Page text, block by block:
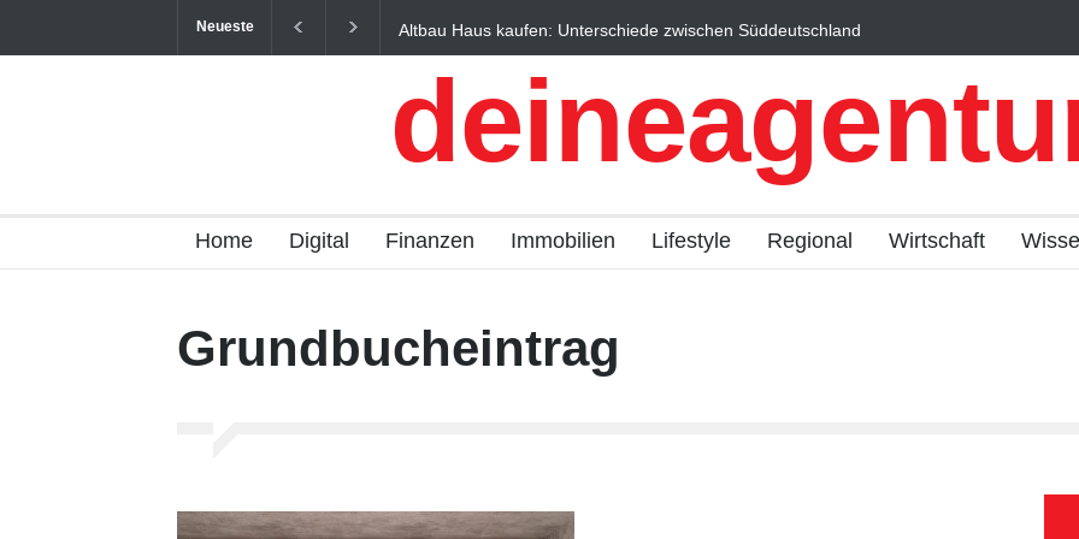
Neueste
Altbau Haus kaufen: Unterschiede zwischen Süddeutschland
und Österreich einfach erklärt
Wintersportorte als
Qualitätstourismus
Home Digital Finanzen Immobilien Lifestyle Regional Wirtschaft
Grundbucheintrag